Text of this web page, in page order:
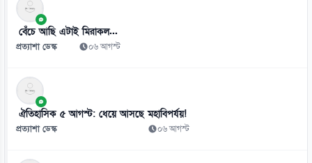
ইয়েমেনে সামরিক শিবিরে ভয়াবহ হামলা, নিহত ৩০
০৬ আগস্ট
বেঁচে আছি এটাই মিরাকল...
প্রত্যাশা ডেস্ক ০৬ আগস্ট
ঐতিহাসিক ৫ আগস্ট: ধেয়ে আসছে মহাবিপর্যয়!
প্রত্যাশা ডেস্ক ০৬ আগস্ট